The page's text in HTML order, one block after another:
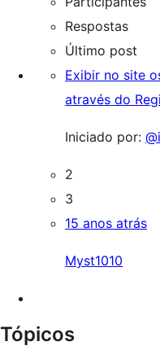
Respostas
Último post
Exibir no site
através do
Iniciado por:
2
3
15 anos atrás
Myst1010
Tópicos